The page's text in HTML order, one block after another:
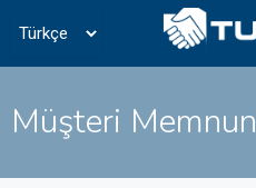
Müşteri